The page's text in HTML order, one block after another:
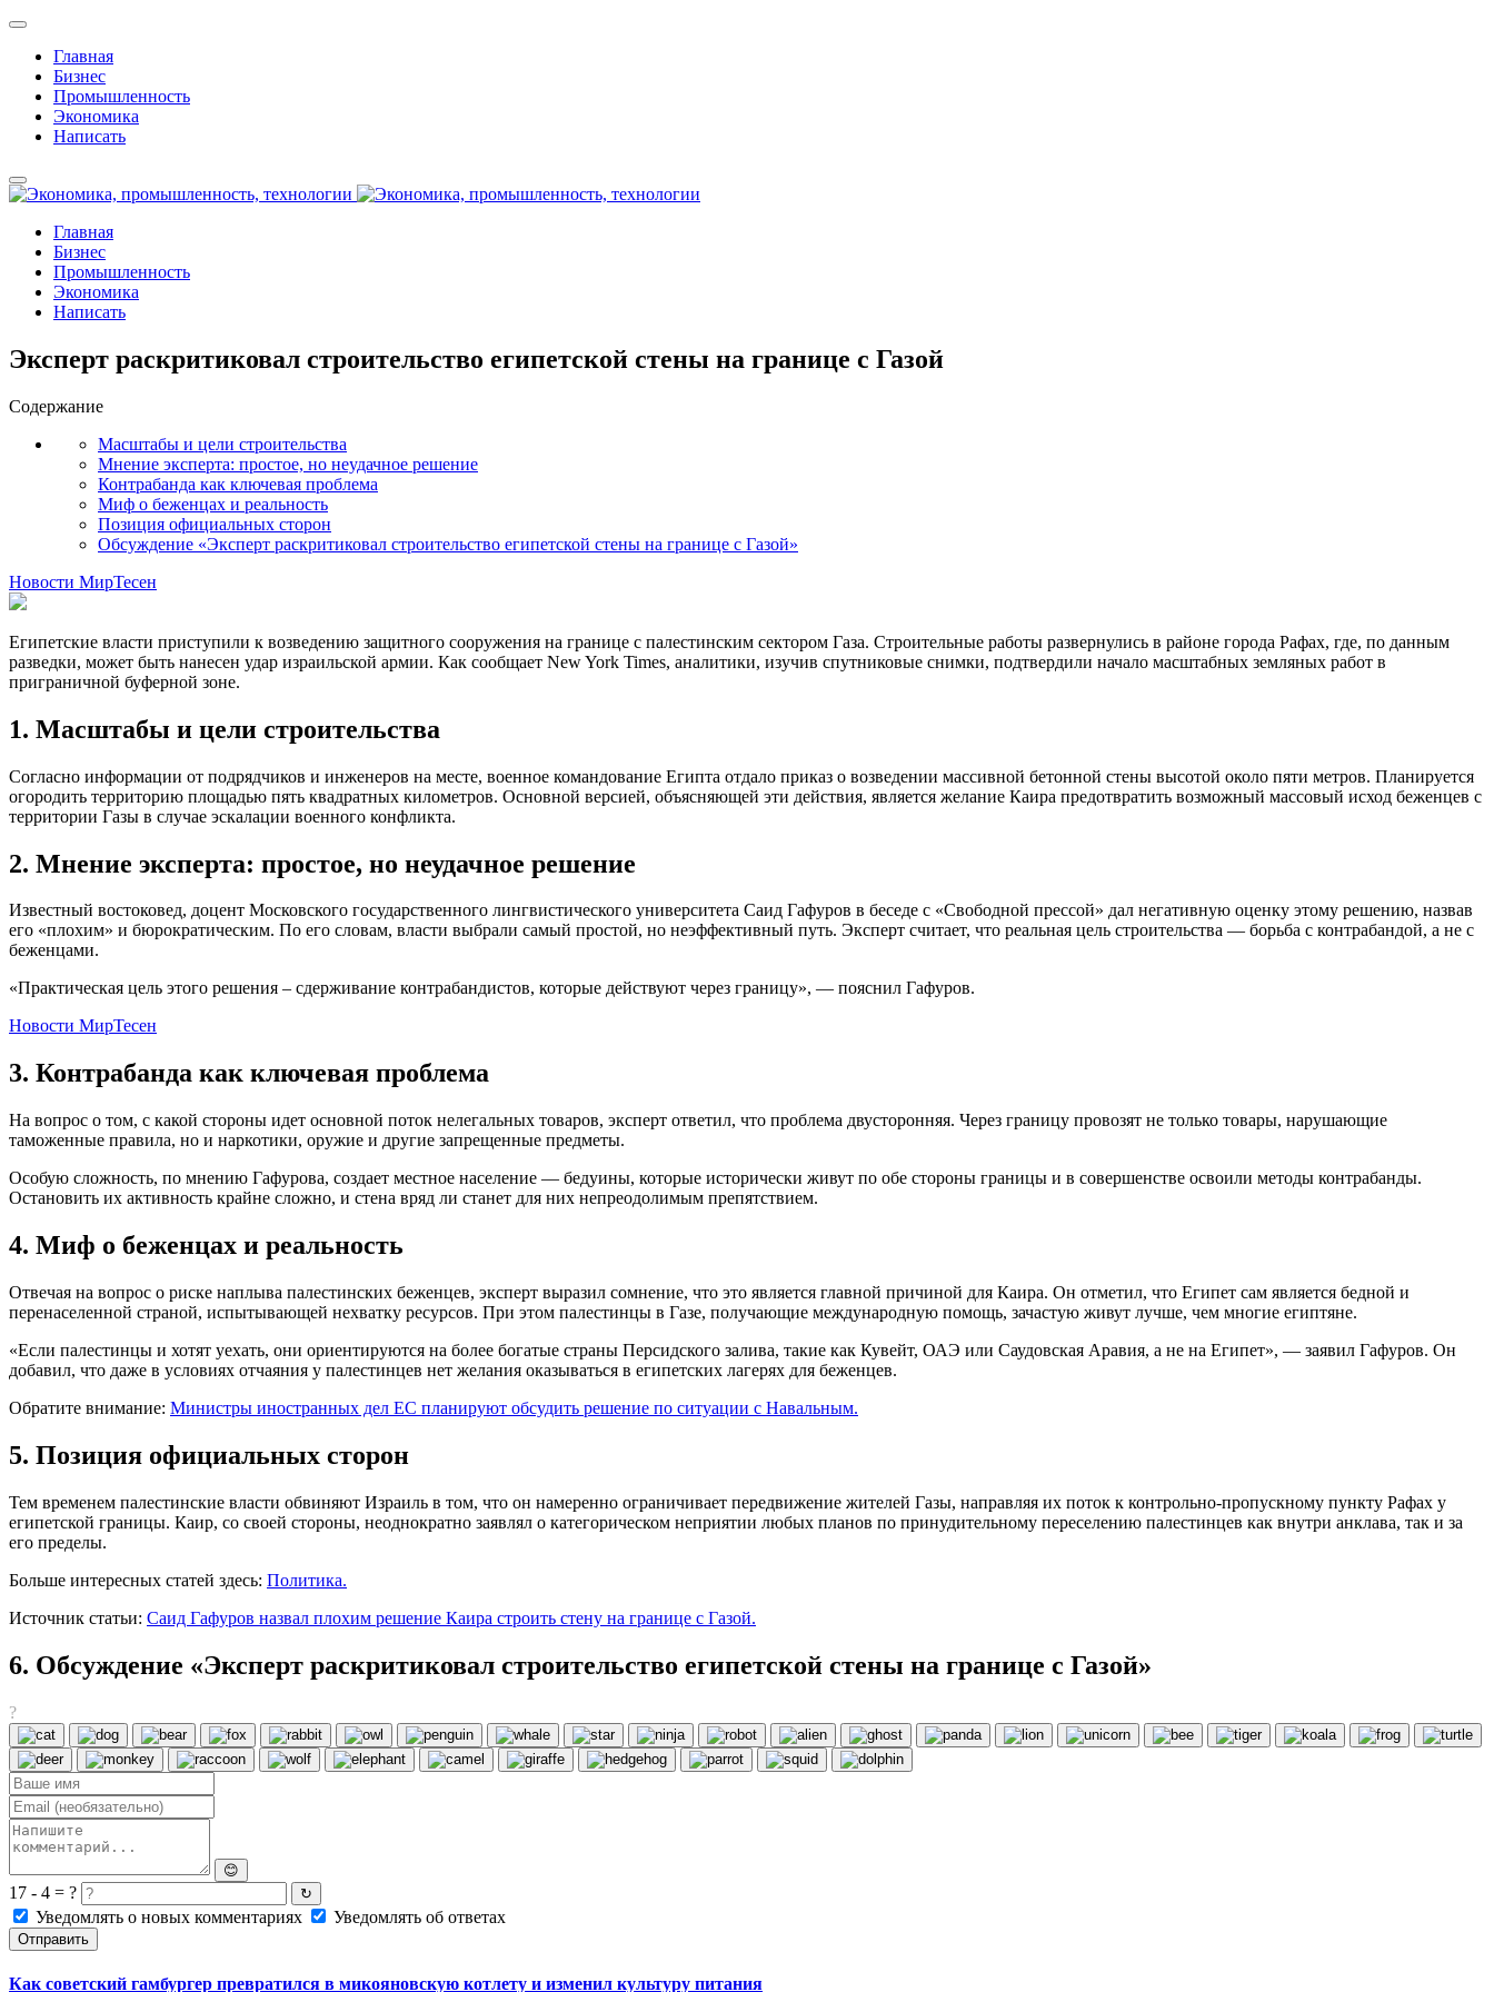
Главная
Бизнес
Промышленность
Экономика
Написать
Главная
Бизнес
Промышленность
Экономика
Написать
Эксперт раскритиковал строительство египетской стены на границе с Газой
Содержание
Масштабы и цели строительства
Мнение эксперта: простое, но неудачное решение
Контрабанда как ключевая проблема
Миф о беженцах и реальность
Позиция официальных сторон
Обсуждение «Эксперт раскритиковал строительство египетской стены на границе с Газой»
Новости МирТесен
Египетские власти приступили к возведению защитного сооружения на границе с палестинским сектором Газа. Строительные работы развернулись в районе города Рафах, где, по данным
разведки, может быть нанесен удар израильской армии. Как сообщает New York Times, аналитики, изучив спутниковые снимки, подтвердили начало масштабных земляных работ в
приграничной буферной зоне.
1. Масштабы и цели строительства
Согласно информации от подрядчиков и инженеров на месте, военное командование Египта отдало приказ о возведении массивной бетонной стены высотой около пяти метров. Планируется
огородить территорию площадью пять квадратных километров. Основной версией, объясняющей эти действия, является желание Каира предотвратить возможный массовый исход беженцев с
территории Газы в случае эскалации военного конфликта.
2. Мнение эксперта: простое, но неудачное решение
Известный востоковед, доцент Московского государственного лингвистического университета Саид Гафуров в беседе с «Свободной прессой» дал негативную оценку этому решению, назвав
его «плохим» и бюрократическим. По его словам, власти выбрали самый простой, но неэффективный путь. Эксперт считает, что реальная цель строительства — борьба с контрабандой, а не с
беженцами.
«Практическая цель этого решения – сдерживание контрабандистов, которые действуют через границу», — пояснил Гафуров.
Новости МирТесен
3. Контрабанда как ключевая проблема
На вопрос о том, с какой стороны идет основной поток нелегальных товаров, эксперт ответил, что проблема двусторонняя. Через границу провозят не только товары, нарушающие
таможенные правила, но и наркотики, оружие и другие запрещенные предметы.
Особую сложность, по мнению Гафурова, создает местное население — бедуины, которые исторически живут по обе стороны границы и в совершенстве освоили методы контрабанды.
Остановить их активность крайне сложно, и стена вряд ли станет для них непреодолимым препятствием.
4. Миф о беженцах и реальность
Отвечая на вопрос о риске наплыва палестинских беженцев, эксперт выразил сомнение, что это является главной причиной для Каира. Он отметил, что Египет сам является бедной и
перенаселенной страной, испытывающей нехватку ресурсов. При этом палестинцы в Газе, получающие международную помощь, зачастую живут лучше, чем многие египтяне.
«Если палестинцы и хотят уехать, они ориентируются на более богатые страны Персидского залива, такие как Кувейт, ОАЭ или Саудовская Аравия, а не на Египет», — заявил Гафуров. Он
добавил, что даже в условиях отчаяния у палестинцев нет желания оказываться в египетских лагерях для беженцев.
Обратите внимание: Министры иностранных дел ЕС планируют обсудить решение по ситуации с Навальным.
5. Позиция официальных сторон
Тем временем палестинские власти обвиняют Израиль в том, что он намеренно ограничивает передвижение жителей Газы, направляя их поток к контрольно-пропускному пункту Рафах у
египетской границы. Каир, со своей стороны, неоднократно заявлял о категорическом неприятии любых планов по принудительному переселению палестинцев как внутри анклава, так и за
его пределы.
Больше интересных статей здесь: Политика.
Источник статьи: Саид Гафуров назвал плохим решение Каира строить стену на границе с Газой.
6. Обсуждение «Эксперт раскритиковал строительство египетской стены на границе с Газой»
?
😊
17 - 4 = ? ↻
Уведомлять о новых комментариях Уведомлять об ответах
Отправить
Как советский гамбургер превратился в микояновскую котлету и изменил культуру питания